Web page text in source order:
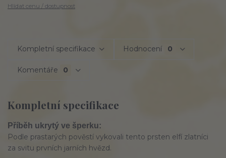
Hlídat cenu / dostupnost
Kompletní specifikace Hodnocení 0
Komentáře 0
Kompletní specifikace
Příběh ukrytý ve šperku:
Podle prastarých pověstí vykovali tento prsten elfí zlatníci
za svitu prvních jarních hvězd.